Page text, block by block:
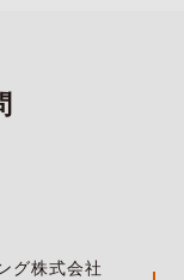
グ株式会社